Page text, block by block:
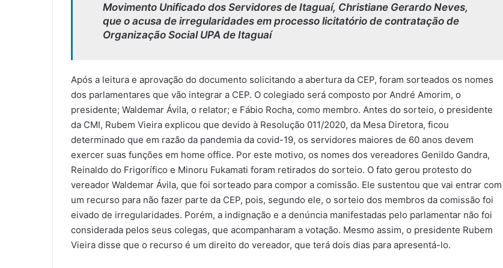
Movimento Unificado dos Servidores de Itaguaí, Christiane Gerardo Neves,
que o acusa de irregularidades em processo licitatório de contratação de
Organização Social UPA de Itaguaí
Após a leitura e aprovação do documento solicitando a abertura da CEP, foram sorteados os nomes
dos parlamentares que vão integrar a CEP. O colegiado será composto por André Amorim, o
presidente; Waldemar Ávila, o relator; e Fábio Rocha, como membro. Antes do sorteio, o presidente
da CMI, Rubem Vieira explicou que devido à Resolução 011/2020, da Mesa Diretora, ficou
determinado que em razão da pandemia da covid-19, os servidores maiores de 60 anos devem
exercer suas funções em home office. Por este motivo, os nomes dos vereadores Genildo Gandra,
Reinaldo do Frigorífico e Minoru Fukamati foram retirados do sorteio. O fato gerou protesto do
vereador Waldemar Ávila, que foi sorteado para compor a comissão. Ele sustentou que vai entrar com
um recurso para não fazer parte da CEP, pois, segundo ele, o sorteio dos membros da comissão foi
eivado de irregularidades. Porém, a indignação e a denúncia manifestadas pelo parlamentar não foi
considerada pelos seus colegas, que acompanharam a votação. Mesmo assim, o presidente Rubem
Vieira disse que o recurso é um direito do vereador, que terá dois dias para apresentá-lo.